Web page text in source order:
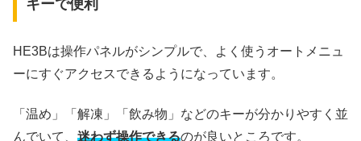
キーで便利
HE3Bは操作パネルがシンプルで、よく使うオートメニュ
ーにすぐアクセスできるようになっています。
「温め」「解凍」「飲み物」などのキーが分かりやすく並
んでいて、 迷わず操作できるのが良いところです。